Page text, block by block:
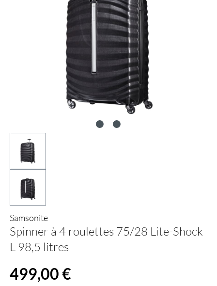
Samsonite
Spinner à 4 roulettes 75/28 Lite-Shock
L 98,5 litres
Prix régulier :
499,00 €